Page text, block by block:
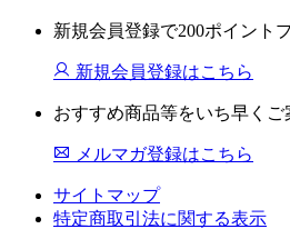
新規会員登録で200ポイント
新規会員登録はこちら
おすすめ商品等をいち早くご
メルマガ登録はこちら
サイトマップ
特定商取引法に関する表示